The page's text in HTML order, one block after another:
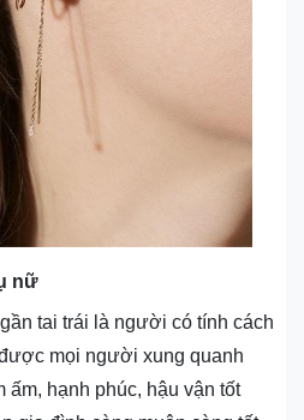
nữ
tai trái là người có tính cách
mọi người xung quanh
ấm, hạnh phúc, hậu vận tốt